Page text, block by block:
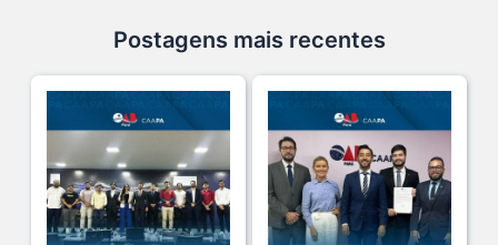
O domingo perfeito tem endereço certo: Clube da A s...
12 De Julho De 2026
O verão chegou, e o Clube da Advocacia está de p s...
10 De Julho De 2026
Postagens mais recentes